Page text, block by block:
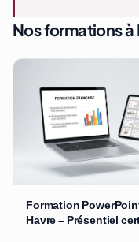
Nos formations à
Formation
Havre – Présentiel